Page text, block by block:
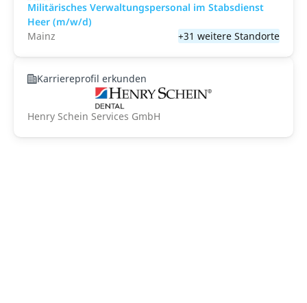
Militärisches Verwaltungspersonal im Stabsdienst
Heer (m/w/d)
Mainz
+31 weitere Standorte
Karriereprofil erkunden
Henry Schein Services GmbH